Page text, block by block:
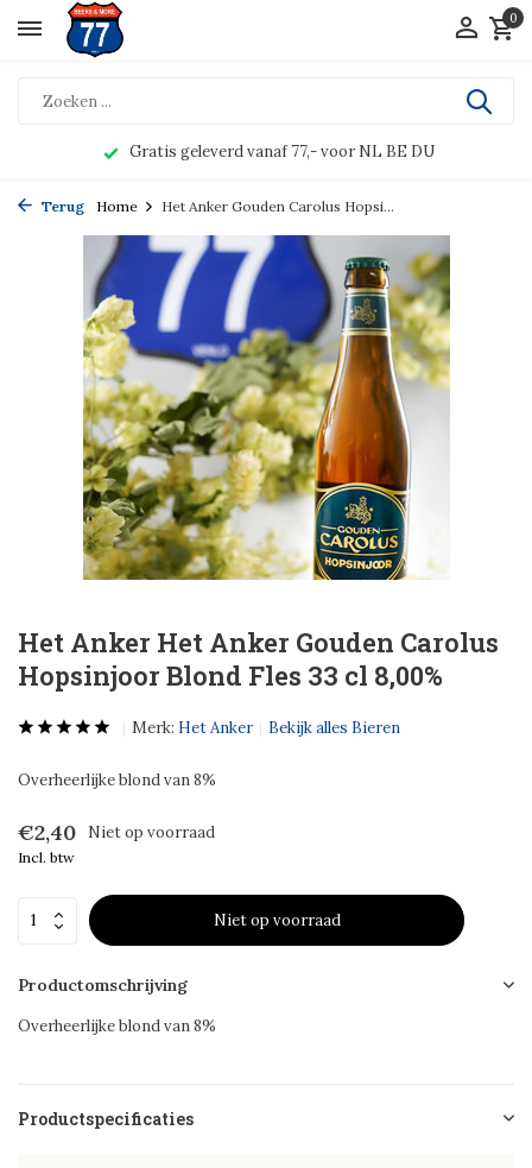
0
Gratis geleverd vanaf 77,- voor NL BE DU
Terug Home Het Anker Gouden Carolus Hopsi...
Het Anker Het Anker Gouden Carolus
Hopsinjoor Blond Fles 33 cl 8,00%
Merk: Het Anker Bekijk alles Bieren
Overheerlijke blond van 8%
€2,40 Niet op voorraad
Incl. btw
Niet op voorraad
Productomschrijving
Overheerlijke blond van 8%
Productspecificaties